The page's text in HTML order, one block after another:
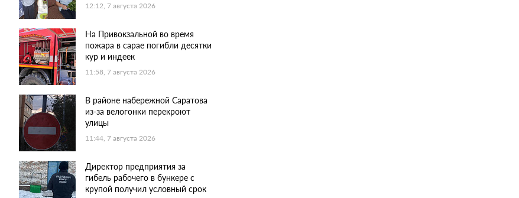
12:12, 7 августа 2026
На Привокзальной во время
пожара в сарае погибли десятки
кур и индеек
11:58, 7 августа 2026
В районе набережной Саратова
из-за велогонки перекроют
улицы
11:44, 7 августа 2026
Директор предприятия за
гибель рабочего в бункере с
крупой получил условный срок